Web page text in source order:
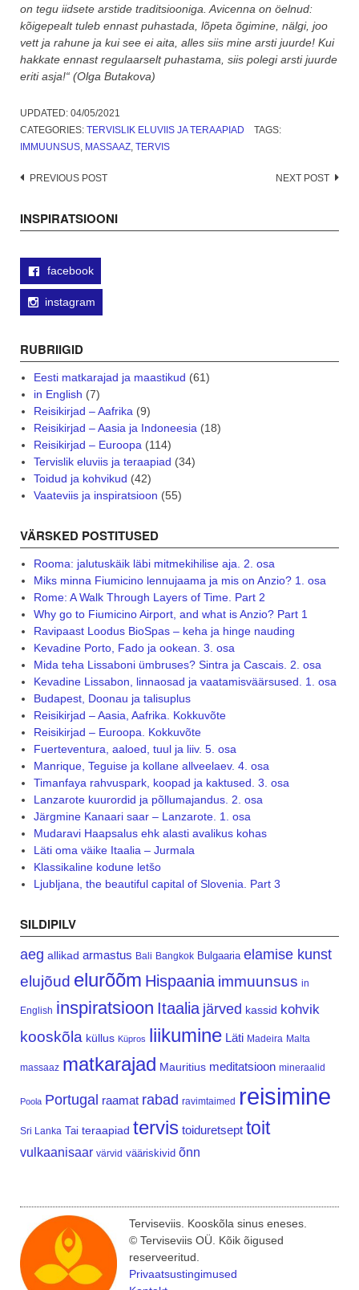
on tegu iidsete arstide traditsiooniga. Avicenna on öelnud:
kõigepealt tuleb ennast puhastada, lõpeta õgimine, nälgi, joo
vett ja rahune ja kui see ei aita, alles siis mine arsti juurde! Kui
hakkate ennast regulaarselt puhastama, siis polegi arsti juurde
eriti asja!“ (Olga Butakova)
UPDATED: 04/05/2021
CATEGORIES: TERVISLIK ELUVIIS JA TERAAPIAD
TAGS:
IMMUUNSUS, MASSAAZ, TERVIS
Post
PREVIOUS POST NEXT POST
INSPIRATSIOONI
facebook
instagram
RUBRIIGID
Eesti matkarajad ja maastikud (61)
in English (7)
Reisikirjad – Aafrika(9)
Reisikirjad – Aasia ja Indoneesia(18)
Reisikirjad – Euroopa(114)
Tervislik eluviis ja teraapiad (34)
Toidud ja kohvikud (42)
Vaateviis ja inspiratsioon (55)
VÄRSKED POSTITUSED
Rooma: jalutuskäik läbi mitmekihilise aja. 2. osa
Miks minna Fiumicino lennujaama ja mis on Anzio? 1. osa
Rome: A Walk Through Layers of Time. Part 2
Why go to Fiumicino Airport, and what is Anzio? Part 1
Ravipaast Loodus BioSpas – keha ja hinge nauding
Kevadine Porto, Fado ja ookean. 3. osa
Mida teha Lissaboni ümbruses? Sintra ja Cascais. 2. osa
Kevadine Lissabon, linnaosad ja vaatamisväärsused. 1. osa
Budapest, Doonau ja talisuplus
Reisikirjad – Aasia, Aafrika. Kokkuvõte
Reisikirjad – Euroopa. Kokkuvõte
Fuerteventura, aaloed, tuul ja liiv. 5. osa
Manrique, Teguise ja kollane allveelaev. 4. osa
Timanfaya rahvuspark, koopad ja kaktused. 3. osa
Lanzarote kuurordid ja põllumajandus. 2. osa
Järgmine Kanaari saar – Lanzarote. 1. osa
Mudaravi Haapsalus ehk alasti avalikus kohas
Läti oma väike Itaalia – Jurmala
Klassikaline kodune letšo
Ljubljana, the beautiful capital of Slovenia. Part 3
SILDIPILV
aeg allikad armastus Bali Bangkok Bulgaaria elamise kunst
elujõud elurõõm Hispaania immuunsus in
English inspiratsioon Itaalia järved kassid kohvik
kooskõla küllus Küpros liikumine Läti Madeira Malta
massaaz matkarajad Mauritius meditatsioon mineraalid
Poola Portugal raamat rabad ravimtaimed reisimine
Sri Lanka Tai teraapiad tervis toiduretsept toit
vulkaanisaar värvid vääriskivid õnn
Terviseviis. Kooskõla sinus eneses.
© Terviseviis OÜ. Kõik õigused
reserveeritud.
Privaatsustingimused